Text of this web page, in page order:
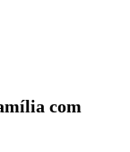
com